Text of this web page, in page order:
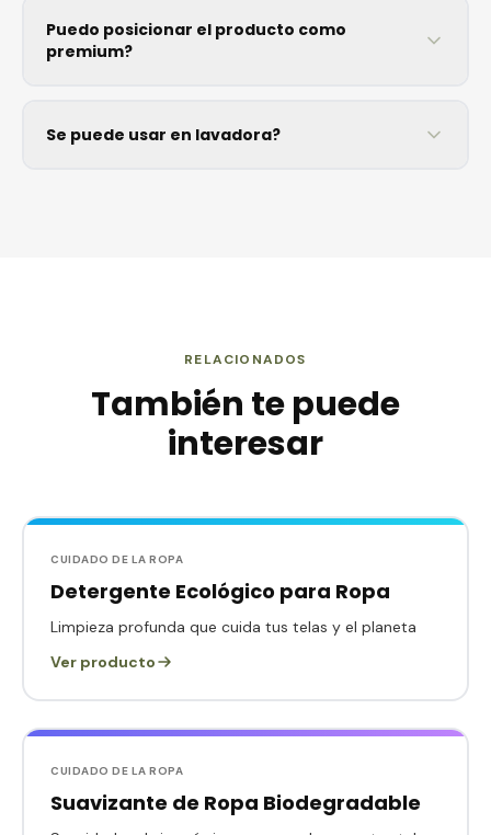
Puedo posicionar el producto como
premium?
Se puede usar en lavadora?
RELACIONADOS
También te puede
interesar
CUIDADO DE LA ROPA
Detergente Ecológico para Ropa
Limpieza profunda que cuida tus telas y el planeta
Ver producto
CUIDADO DE LA ROPA
Suavizante de Ropa Biodegradable